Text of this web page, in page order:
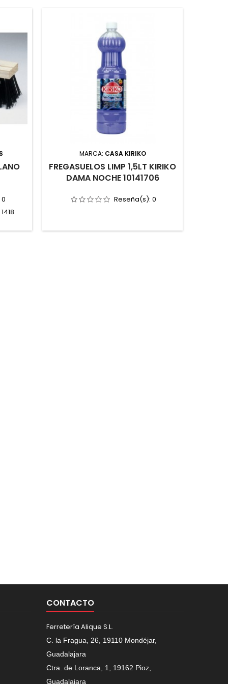
0
MARCA: CASA KIRIKO
FREGASUELOS LIMP 1,5LT KIRIKO
DAMA NOCHE 10141706
Reseña(s): 0
CONTACTO
Ferretería Alique S.L.
C. la Fragua, 26, 19110 Mondéjar,
Guadalajara
Ctra. de Loranca, 1, 19162 Pioz,
Guadalajara